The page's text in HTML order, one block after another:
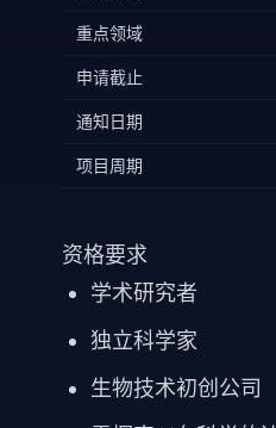
重点领域
申请截止
通知日期
项目周期
资格要求
学术研究者
独立科学家
生物技术初创公司